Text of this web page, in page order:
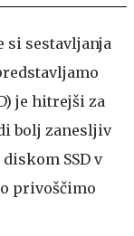
si sestavljanja
je hitrejši za
bolj zanesljiv
SSD v
privoščimo